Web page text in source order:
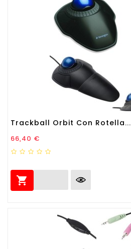
Trackball Orbit Con Rotella...
Prezzo
66,40 €
